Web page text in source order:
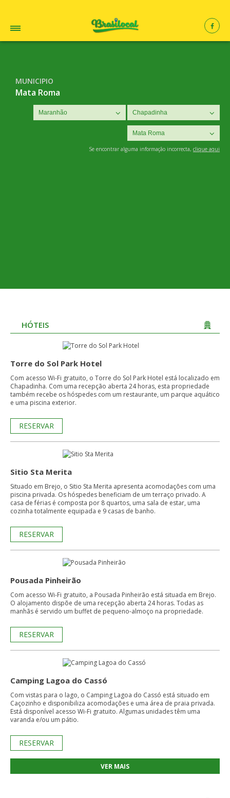
MUNICIPIO
Mata Roma
Se encontrar alguma informação incorrecta, clique aqui
HÓTEIS
Torre do Sol Park Hotel
Com acesso Wi-Fi gratuito, o Torre do Sol Park Hotel está localizado em
Chapadinha. Com uma recepção aberta 24 horas, esta propriedade
também recebe os hóspedes com um restaurante, um parque aquático
e uma piscina exterior.
RESERVAR
Sitio Sta Merita
Situado em Brejo, o Sitio Sta Merita apresenta acomodações com uma
piscina privada. Os hóspedes beneficiam de um terraço privado. A
casa de férias é composta por 8 quartos, uma sala de estar, uma
cozinha totalmente equipada e 9 casas de banho.
RESERVAR
Pousada Pinheirão
Com acesso Wi-Fi gratuito, a Pousada Pinheirão está situada em Brejo.
O alojamento dispõe de uma recepção aberta 24 horas. Todas as
manhãs é servido um buffet de pequeno-almoço na propriedade.
RESERVAR
Camping Lagoa do Cassó
Com vistas para o lago, o Camping Lagoa do Cassó está situado em
Caçozinho e disponibiliza acomodações e uma área de praia privada.
Está disponível acesso Wi-Fi gratuito. Algumas unidades têm uma
varanda e/ou um pátio.
RESERVAR
VER MAIS